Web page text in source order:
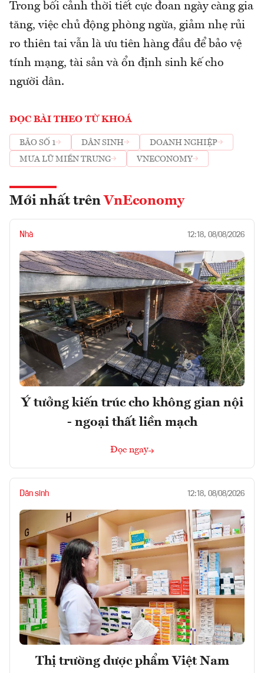
Trong bối cảnh thời tiết cực đoan ngày càng gia
tăng, việc chủ động phòng ngừa, giảm nhẹ rủi
ro thiên tai vẫn là ưu tiên hàng đầu để bảo vệ
tính mạng, tài sản và ổn định sinh kế cho
người dân.
ĐỌC BÀI THEO TỪ KHOÁ
BÃO SỐ 1 DÂN SINH
DOANH NGHIỆP
MƯA LŨ MIỀN TRUNG
VNECONOMY
Mới nhất trên VnEconomy
Nhà 12:18, 08/08/2026
Ý tưởng kiến trúc cho không gian nội
- ngoại thất liền mạch
Đọc ngay
Dân sinh 12:18, 08/08/2026
Thị trường dược phẩm Việt Nam